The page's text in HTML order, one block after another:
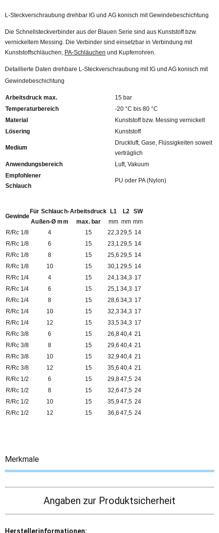
L-Steckverschraubung drehbar IG und AG konisch mit Gewindebeschichtung
Die Schnellsteckverbinder aus der Blauen Serie sind aus Kunststoff bzw.
vernickeltem Messing. Die Verbinder sind einsetzbar in Verbindung mit
Kunststoffschläuchen, PA-Schläuchen und Kupferrohren.
Detaillierte Daten drehbare L-Steckverschraubung mit IG und AG konisch mit
Gewindebeschichtung
Arbeitsdruck max.
15 bar
Temperaturbereich
-20 °C bis 80 °C
Material
Kunststoff bzw. Messing vernickelt
Lösering
Kunststoff
Medium
Druckluft, Gase, Flüssigkeiten soweit
verträglich
Anwendungsbereich
Luft, Vakuum
Empfohlener
Schlauch
PU oder PA (Nylon)
Gewinde
Für Schlauch-
Außen-Ø mm
Arbeitsdruck
max. bar
L1
mm
L2
mm
SW
mm
R/Rc 1/8
4 15 22,3 29,5 14
R/Rc 1/8
6 15 23,1 29,5 14
R/Rc 1/8
8 15 25,6 29,5 14
R/Rc 1/8
10 15 30,1 29,5 14
R/Rc 1/4
4 15 24,1 34,3 17
R/Rc 1/4
6 15 25,1 34,3 17
R/Rc 1/4
8 15 28,6 34,3 17
R/Rc 1/4
10 15 32,3 34,3 17
R/Rc 1/4
12 15 33,534,3 17
R/Rc 3/8
6 15 26,840,4 21
R/Rc 3/8
8 15 29,6 40,4 21
R/Rc 3/8
10 15 32,9 40,4 21
R/Rc 3/8
12 15 35,6 40,4 21
R/Rc 1/2
6 15 29,847,5 24
R/Rc 1/2
8 15 32,6 47,5 24
R/Rc 1/2
10 15 35,9 47,5 24
R/Rc 1/2
12 15 36,6 47,5 24
Merkmale
Angaben zur Produktsicherheit
Herstellerinformationen: